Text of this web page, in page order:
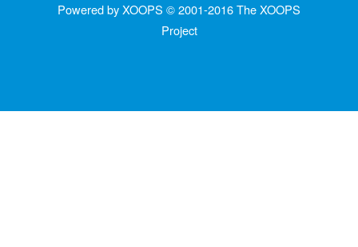
Powered by XOOPS © 2001-2016The XOOPS
Project